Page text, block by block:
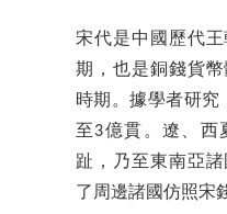
宋代是中國歷代
期，也是銅錢貨
時期。據學者研究
至3億貫。遼、西
趾，乃至東南亞
了周邊諸國仿照宋